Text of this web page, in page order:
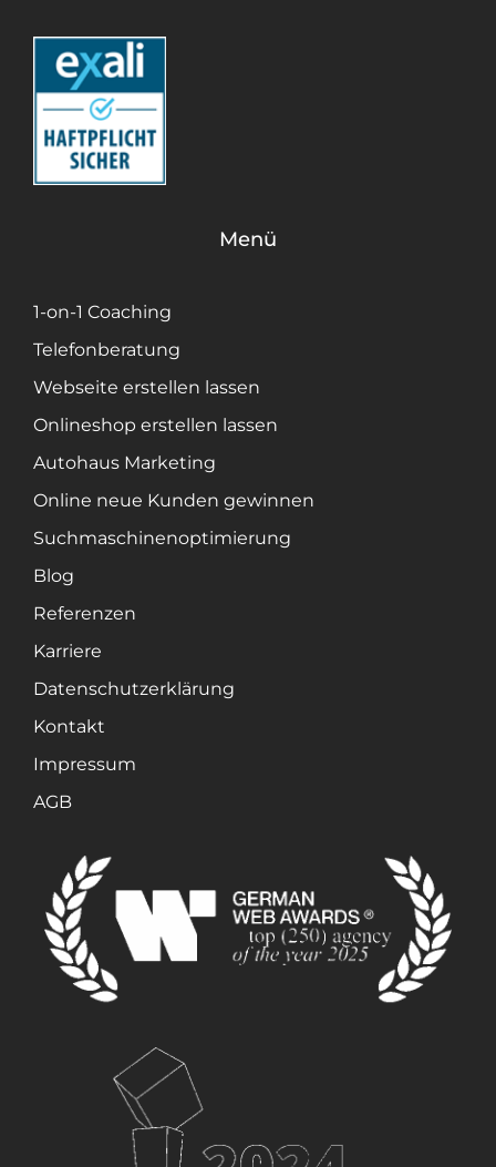
Menü
1-on-1 Coaching
Telefonberatung
Webseite erstellen lassen
Onlineshop erstellen lassen
Autohaus Marketing
Online neue Kunden gewinnen
Suchmaschinenoptimierung
Blog
Referenzen
Karriere
Datenschutzerklärung
Kontakt
Impressum
AGB